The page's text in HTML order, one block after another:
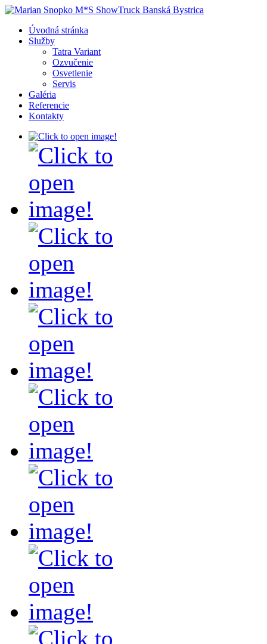
Úvodná stránka
Služby
Tatra Variant
Ozvučenie
Osvetlenie
Servis
Galéria
Referencie
Kontakty